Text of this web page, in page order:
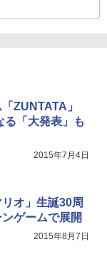
ZUNTATA」
る「大発表」も
2015年7月4日
オ」生誕30周
ゲームで展開
2015年8月7日